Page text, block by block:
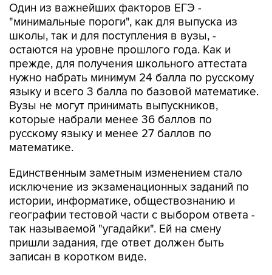
Один из важнейших факторов ЕГЭ -
"минимальные пороги", как для выпуска из
школы, так и для поступления в вузы, -
остаются на уровне прошлого года. Как и
прежде, для получения школьного аттестата
нужно набрать минимум 24 балла по русскому
языку и всего 3 балла по базовой математике.
Вузы не могут принимать выпускников,
которые набрали менее 36 баллов по
русскому языку и менее 27 баллов по
математике.
Единственным заметным изменением стало
исключение из экзаменационных заданий по
истории, информатике, обществознанию и
географии тестовой части с выбором ответа -
так называемой "угадайки". Ей на смену
пришли задания, где ответ должен быть
записан в коротком виде.